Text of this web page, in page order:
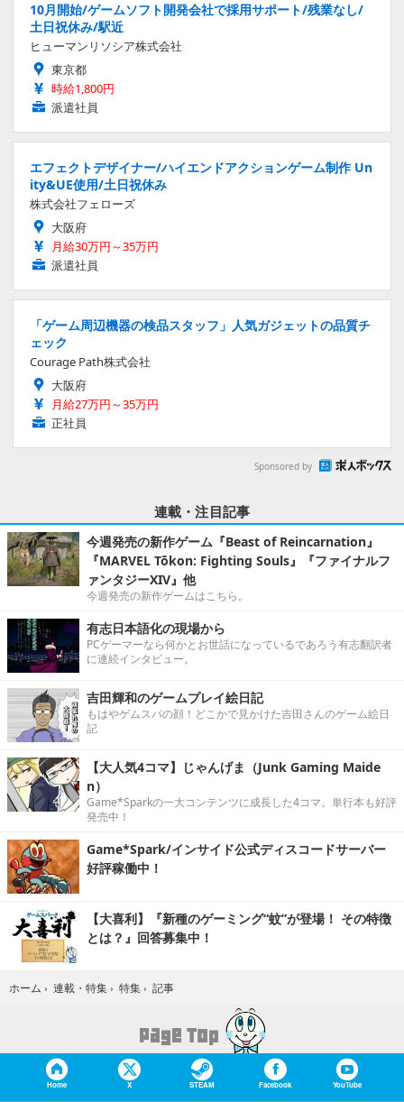
10月開始/ゲームソフト開発会社で採用サポート/残業なし/
土日祝休み/駅近
ヒューマンリソシア株式会社
東京都
時給1,800円
派遣社員
エフェクトデザイナー/ハイエンドアクションゲーム制作 Un
ity&UE使用/土日祝休み
株式会社フェローズ
大阪府
月給30万円～35万円
派遣社員
「ゲーム周辺機器の検品スタッフ」人気ガジェットの品質チ
ェック
Courage Path株式会社
大阪府
月給27万円～35万円
正社員
Sponsored by
連載・注目記事
今週発売の新作ゲーム『Beast of Reincarnation』
『MARVEL Tōkon: Fighting Souls』『ファイナルフ
ァンタジーXIV』他
今週発売の新作ゲームはこちら。
有志日本語化の現場から
PCゲーマーなら何かとお世話になっているであろう有志翻訳者
に連続インタビュー。
吉田輝和のゲームプレイ絵日記
もはやゲムスパの顔！どこかで見かけた吉田さんのゲーム絵日
記
【大人気4コマ】じゃんげま（Junk Gaming Maide
n）
Game*Sparkの一大コンテンツに成長した4コマ。単行本も好評
発売中！
Game*Spark/インサイド公式ディスコードサーバー
好評稼働中！
【大喜利】『新種のゲーミング“蚊”が登場！ その特徴
とは？』回答募集中！
ホーム › 連載・特集 › 特集 › 記事
Home X STEAM Facebook YouTube